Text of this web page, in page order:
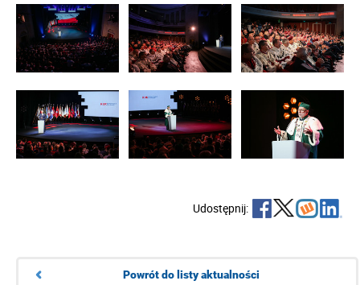
Udostępnij:
Powrót do listy aktualności